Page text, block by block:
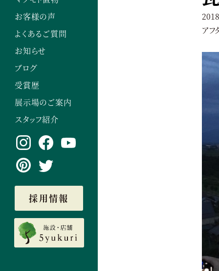
お客様の声
よくあるご質問
お知らせ
ブログ
受賞歴
展示場のご案内
スタッフ紹介
採用情報
アフ